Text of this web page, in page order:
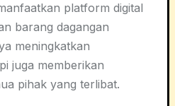
platform digital
barang dagangan
meningkatkan
juga memberikan
pihak yang terlibat.